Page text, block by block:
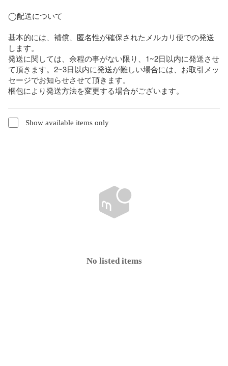
◯配送について
基本的には、補償、匿名性が確保されたメルカリ便での発送
します。
発送に関しては、余程の事がない限り、1~2日以内に発送させ
て頂きます。2~3日以内に発送が難しい場合には、お取引メッ
セージでお知らせさせて頂きます。
梱包により発送方法を変更する場合がございます。
Show available items only
No listed items